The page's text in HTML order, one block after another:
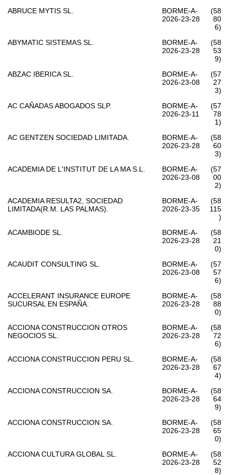
ABRUCE MYTIS SL.
BORME-A-
2026-23-28
(58
80
6)
ABYMATIC SISTEMAS SL.
BORME-A-
2026-23-28
(58
53
9)
ABZAC IBERICA SL.
BORME-A-
2026-23-08
(57
27
3)
AC CAÑADAS ABOGADOS SLP.
BORME-A-
2026-23-11
(57
78
1)
AC GENTZEN SOCIEDAD LIMITADA.
BORME-A-
2026-23-28
(58
60
3)
ACADEMIA DE L'INSTITUT DE LA MA S.L.
BORME-A-
2026-23-08
(57
00
2)
ACADEMIA RESULTA2, SOCIEDAD
LIMITADA(R.M. LAS PALMAS).
BORME-A-
2026-23-35
(58
115
)
ACAMBIODE SL.
BORME-A-
2026-23-28
(58
21
0)
ACAUDIT CONSULTING SL.
BORME-A-
2026-23-08
(57
57
6)
ACCELERANT INSURANCE EUROPE
SUCURSAL EN ESPAÑA.
BORME-A-
2026-23-28
(58
88
0)
ACCIONA CONSTRUCCION OTROS
NEGOCIOS SL.
BORME-A-
2026-23-28
(58
72
6)
ACCIONA CONSTRUCCION PERU SL.
BORME-A-
2026-23-28
(58
67
4)
ACCIONA CONSTRUCCION SA.
BORME-A-
2026-23-28
(58
64
9)
ACCIONA CONSTRUCCION SA.
BORME-A-
2026-23-28
(58
65
0)
ACCIONA CULTURA GLOBAL SL.
BORME-A-
2026-23-28
(58
52
8)